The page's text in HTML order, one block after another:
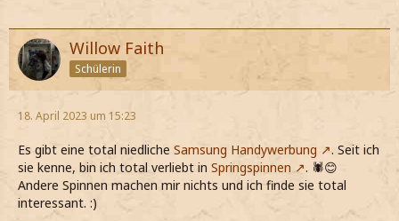
Willow Faith
Schülerin
18. April 2023 um 15:23
Es gibt eine total niedliche Samsung Handywerbung
. Seit ich
sie kenne, bin ich total verliebt in Springspinnen
. 🕷️😊
Andere Spinnen machen mir nichts und ich finde sie total
interessant. :)